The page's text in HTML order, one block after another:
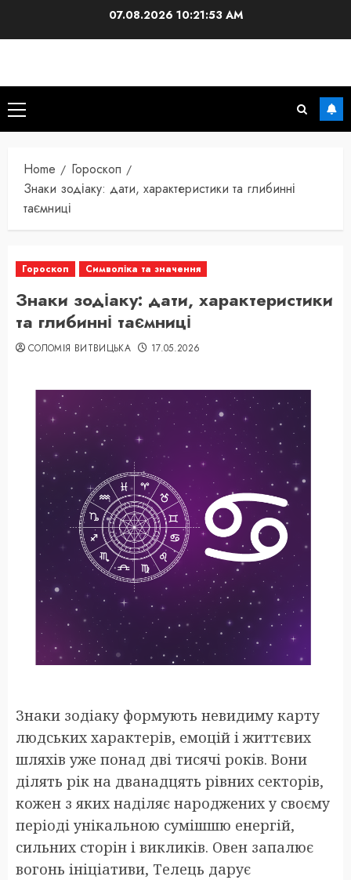
07.08.2026 10:21:54 AM
Primary
Menu
Home
Гороскоп
Знаки зодіаку: дати, характеристики та глибинні
таємниці
Гороскоп Символіка та значення
Знаки зодіаку: дати, характеристики
та глибинні таємниці
СОЛОМІЯ ВИТВИЦЬКА 17.05.2026
Знаки зодіаку формують невидиму карту
людських характерів, емоцій і життєвих
шляхів уже понад дві тисячі років. Вони
ділять рік на дванадцять рівних секторів,
кожен з яких наділяє народжених у своєму
періоді унікальною сумішшю енергій,
сильних сторін і викликів. Овен запалює
вогонь ініціативи, Телець дарує